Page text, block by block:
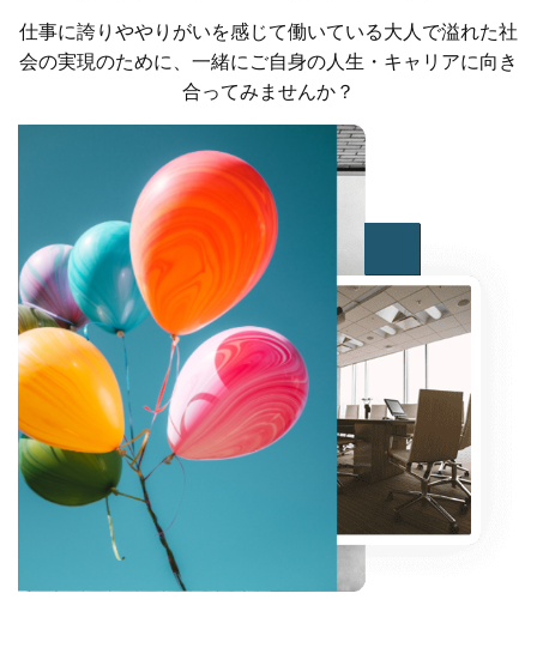
仕事に誇りややりがいを感じて働いている大人で溢れた社
会の実現のために、一緒にご自身の人生・キャリアに向き
合ってみませんか？